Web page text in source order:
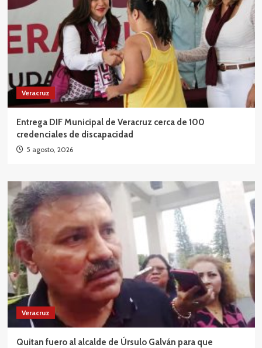
Veracruz
Entrega DIF Municipal de Veracruz cerca de 100
credenciales de discapacidad
5 agosto, 2026
Veracruz
Quitan fuero al alcalde de Úrsulo Galván para que